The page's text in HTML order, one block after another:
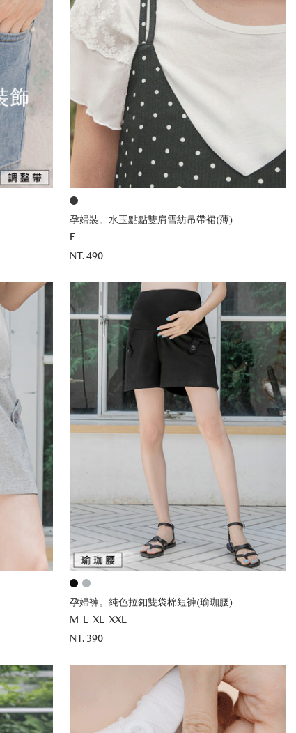
孕婦裝。水玉點點雙肩雪紡吊帶裙(薄)
F
NT. 490
孕婦褲。純色拉釦雙袋棉短褲(瑜珈腰)
M L XL XXL
NT. 390